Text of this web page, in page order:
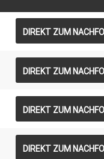
DIREKT ZUM
DIREKT ZUM
DIREKT ZUM
DIREKT ZUM